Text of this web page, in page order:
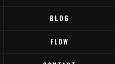
BLOG
FLOW